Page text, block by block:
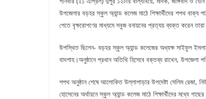
উপজেলার বড়হর স্কুল অ্যান্ড কলেজ মাঠে শিক্ষার্থীদের শপথ বাক্য
পেতে বৃক্ষরোপণের মাধ্যমে সবুজ বনায়নের প্রত্যয় ব্যক্ত করেন
উপস্থিত ছিলেন- বড়হর স্কুল অ্যান্ড কলেজের অধ্যক্ষ সাইফুল
বাদশাহ।অনুষ্ঠানে প্রধান অতিথি হিসেবে বক্তব্য রাখেন, উপজেলা
শপথ অনুষ্ঠান শেষে আলোকিত উল্লাপাড়ার উপদেষ্টা সেলিম রেজা,
হোসেনের অর্থায়নে স্কুল অ্যান্ড কলেজ মাঠে শিক্ষার্থীদের মধ্যে